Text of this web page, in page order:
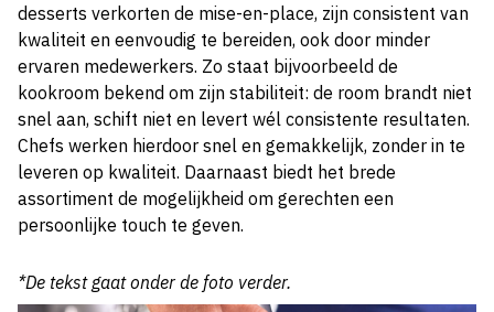
desserts verkorten de mise-en-place, zijn consistent van
kwaliteit en eenvoudig te bereiden, ook door minder
ervaren medewerkers. Zo staat bijvoorbeeld de
kookroom bekend om zijn stabiliteit: de room brandt niet
snel aan, schift niet en levert wél consistente resultaten.
Chefs werken hierdoor snel en gemakkelijk, zonder in te
leveren op kwaliteit. Daarnaast biedt het brede
assortiment de mogelijkheid om gerechten een
persoonlijke touch te geven.
*De tekst gaat onder de foto verder.